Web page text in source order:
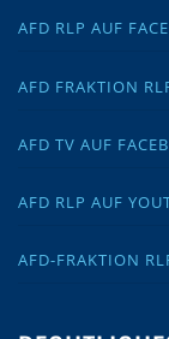
AFD RLP AUF
AFD FRAKTION
AFD TV AUF
AFD RLP AUF
AFD-FRAKTION